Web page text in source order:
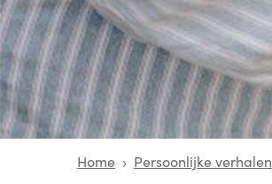
Home Persoonlijke verhalen